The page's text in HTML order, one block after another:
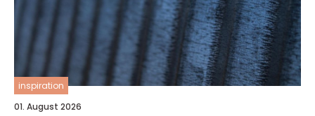
inspiration
01. August 2026